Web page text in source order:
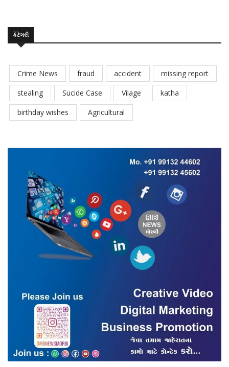
કેટેગરી
Crime News fraud accident
missing report
stealing
Sucide Case Vilage
katha
birthday wishes
Agricultural